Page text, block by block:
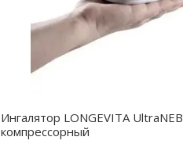
Ингалятор LONGEVITA UltraNEB
компрессорный